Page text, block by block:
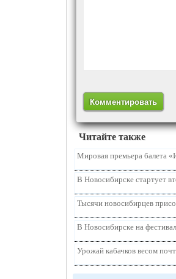
Читайте также
Мировая премьера балета
В Новосибирске стартует
Тысячи новосибирцев
В Новосибирске на
Урожай кабачков весом